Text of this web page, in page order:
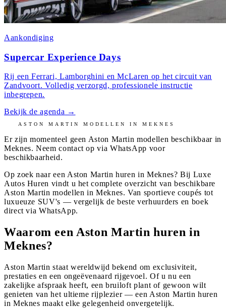
Aankondiging
Supercar Experience Days
Rij een Ferrari, Lamborghini en McLaren op het circuit van
Zandvoort. Volledig verzorgd, professionele instructie
inbegrepen.
Bekijk de agenda →
ASTON MARTIN MODELLEN INMEKNES
Er zijn momenteel geen Aston Martin modellen beschikbaar in
Meknes. Neem contact op via WhatsApp voor
beschikbaarheid.
Op zoek naar een Aston Martin huren in Meknes? Bij Luxe
Autos Huren vindt u het complete overzicht van beschikbare
Aston Martin modellen in Meknes. Van sportieve coupés tot
luxueuze SUV's — vergelijk de beste verhuurders en boek
direct via WhatsApp.
Waarom een Aston Martin huren in
Meknes?
Aston Martin staat wereldwijd bekend om exclusiviteit,
prestaties en een ongeëvenaard rijgevoel. Of u nu een
zakelijke afspraak heeft, een bruiloft plant of gewoon wilt
genieten van het ultieme rijplezier — een Aston Martin huren
in Meknes maakt elke gelegenheid onvergetelijk.